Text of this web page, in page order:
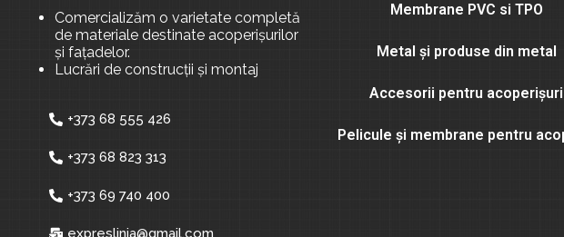
Comercializăm o varietate completă
de materiale destinate acoperișurilor
și fațadelor.
Lucrări de construcții și montaj
+373 68 555 426
+373 68 823 313
+373 69 740 400
expreslinia@gmail.com
Membrane PVC si TPO
Metal și produse din metal
Accesorii pentru acoperișuri
Pelicule și membrane pentru